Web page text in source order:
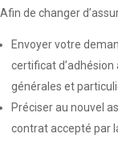
Afin de changer
Envoyer votre
certificat
générales et
Préciser au nouvel
contrat accepté par